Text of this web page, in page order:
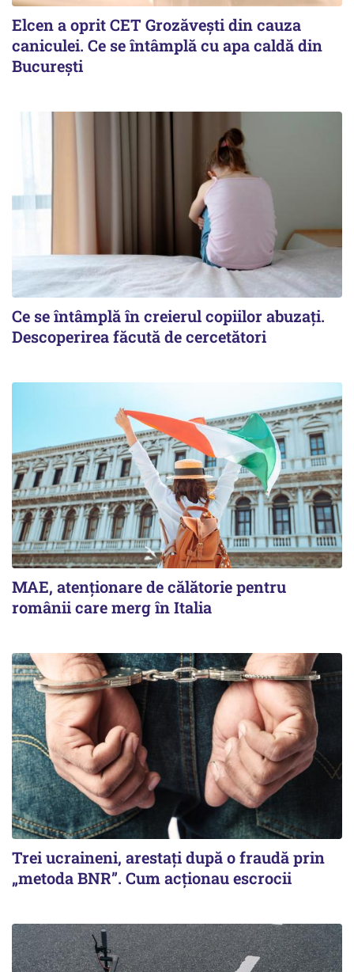
Elcen a oprit CET Grozăvești din cauza
caniculei. Ce se întâmplă cu apa caldă din
București
Ce se întâmplă în creierul copiilor abuzați.
Descoperirea făcută de cercetători
MAE, atenționare de călătorie pentru
românii care merg în Italia
Trei ucraineni, arestați după o fraudă prin
„metoda BNR”. Cum acționau escrocii